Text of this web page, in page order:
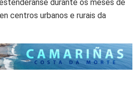
durante os meses de
centros urbanos e rurais da